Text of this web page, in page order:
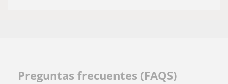
Preguntas frecuentes (FAQS)